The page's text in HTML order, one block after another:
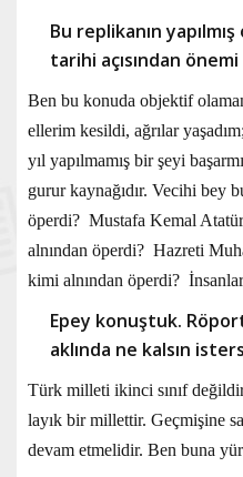
Bu replikanın yapılmış
tarihi açısından
Ben bu konuda objektif
ellerim kesildi, ağrılar
yıl yapılmamış bir şeyi
gurur kaynağıdır. Vecihi bey
öperdi? Mustafa Kemal
alnından öperdi? Hazreti
kimi alnından öperdi?
Epey konuştuk.
aklında ne kalsın
Türk milleti ikinci sınıf
layık bir millettir. Geçmişine
devam etmelidir. Ben buna